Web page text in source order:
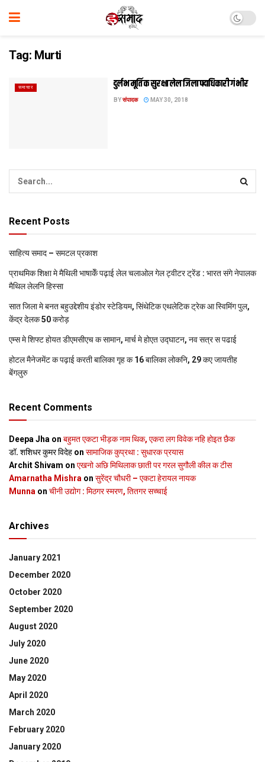
Tag: Murti
समाचार दुर्लभ मूर्ति क सुरक्षा लेल जिला पदाधिकारी गंभीर
BYसंपादक MAY 30, 2018
Recent Posts
साहित्य समाद – समटल प्रकाश
प्राथमिक शि‍क्षा मे मैथि‍ली भाषाकेँ पढ़ाई लेल चलाओल गेल ट्वीटर ट्रेंड : भारत संगे नेपालक
मैथिल लेलनि हिस्सा
सात जिला मे बनत बहुउद्देशीय इंडोर स्‍टेडि‍यम, सिंथेटिक एथलेटिक ट्रेक आ स्विमिंग पुल,
केंद्र देलक 50 करोड़
एम्स मे शिफ्ट होयत डीएमसीएच क सामान, मार्च मे होएत उद्घाटन, नव सत्र स पढाई
होटल मैनेजमेंट क पढ़ाई करती बालिका गृह क 16 बालिका लोकनि, 29 कए जायतीह
बेंगलुरु
Recent Comments
Deepa Jha on बहुमत एकटा भीड़क नाम थिक, एकरा लग विवेक नहि होइत छैक
डॉ. शशिधर कुमर विदेह on सामाजिक कुप्रथा : सुधारक प्रयास
Archit Shivam on एखनो अछि मिथिलाक छाती पर गरल सुगौली कील क टीस
Amarnatha Mishra on सुरेंद्र चौधरी – एकटा हेरायल नायक
Munna on चीनी उद्योग : मिठगर स्‍मरण, तितगर सच्‍चाई
Archives
January 2021
December 2020
October 2020
September 2020
August 2020
July 2020
June 2020
May 2020
April 2020
March 2020
February 2020
January 2020